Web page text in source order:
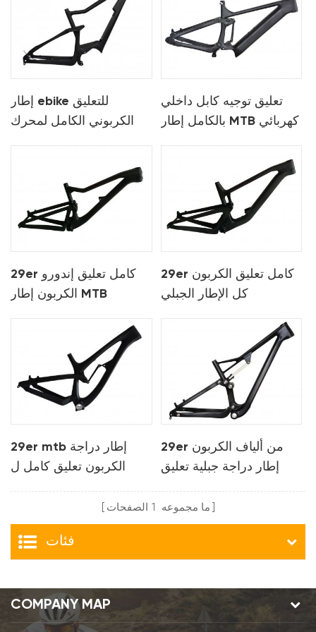
إطار ebike للتعليق
الكربوني الكامل لمحرك
تعليق توجيه كابل داخلي
بالكامل إطار MTB كهربائي
29er كامل تعليق إندورو
الكربون إطار MTB
29er كامل تعليق الكربون
كل الإطار الجبلي
29er mtb إطار دراجة
الكربون تعليق كامل ل
29er من ألياف الكربون
إطار دراجة جبلية تعليق
ما مجموعه 1 الصفحات
فئات
COMPANY MAP